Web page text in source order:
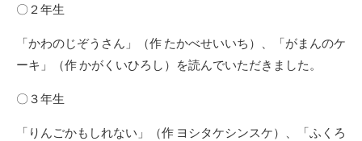
〇２年生
「かわのじぞうさん」（作 たかべせいいち）、「がまんのケ
ーキ」（作 かがくいひろし）を読んでいただきました。
〇３年生
「りんごかもしれない」（作 ヨシタケシンスケ）、「ふくろ